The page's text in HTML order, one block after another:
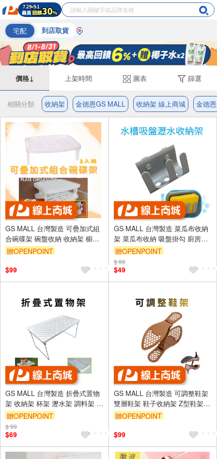
宅配 到店取貨
價格↓ 上架時間 圖表 篩選
相關分類 收納架 金德恩GS MALL 收納架 線上商城 金德
GS MALL 台灣製造 可疊加式組
合碗碟架 碗盤收納 收納架 櫥櫃
分層架 碗收納 盤子收納 廚房收
贈OPENPOINT
$99
GS MALL 台灣製造 菜瓜布收納
架 菜瓜布收納 吸盤掛勾 廚房收
納 浴室收納 收納盒 置物架 菜瓜
布架 水槽收納
贈OPENPOINT
$ 99
$49
GS MALL 台灣製造 折疊式置物
架 收納架 杯架 瀝水架 調料架 瓶
罐架 儲物架 折疊置物架 折疊架
贈OPENPOINT
$ 99
$69
GS MALL 台灣製造 可調整鞋架
雙層鞋架 鞋子收納架 Z型鞋架
鞋櫃收納 鞋架 摺疊鞋架 雙層鞋
贈OPENPOINT
$99